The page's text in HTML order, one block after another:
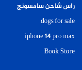
راس شاحن سامسونج
dogs for sale
iphone 14 pro max
Book Store